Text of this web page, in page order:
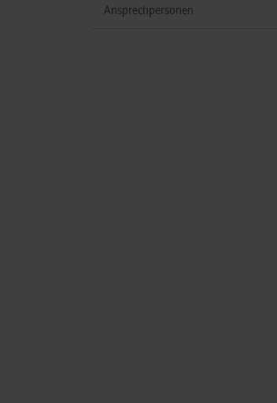
Ansprechpersonen